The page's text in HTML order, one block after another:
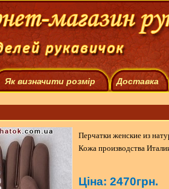
Як визначити розмір Доставка
Перчатки женские из
Кожа производства
Ціна: 2470грн.